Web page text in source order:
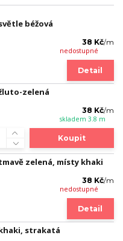
béžová
38 Kč/m
nedostupné
Detail
zelená
38 Kč/m
skladem 3.8 m
Koupit
zelená, místy khaki
38 Kč/m
nedostupné
Detail
strakatá